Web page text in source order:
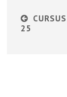
25